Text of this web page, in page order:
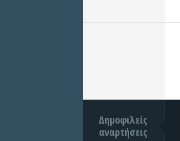
Δημοφιλείς
αναρτήσεις